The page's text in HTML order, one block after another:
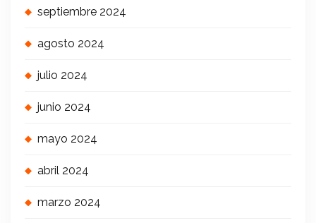
septiembre 2024
agosto 2024
julio 2024
junio 2024
mayo 2024
abril 2024
marzo 2024